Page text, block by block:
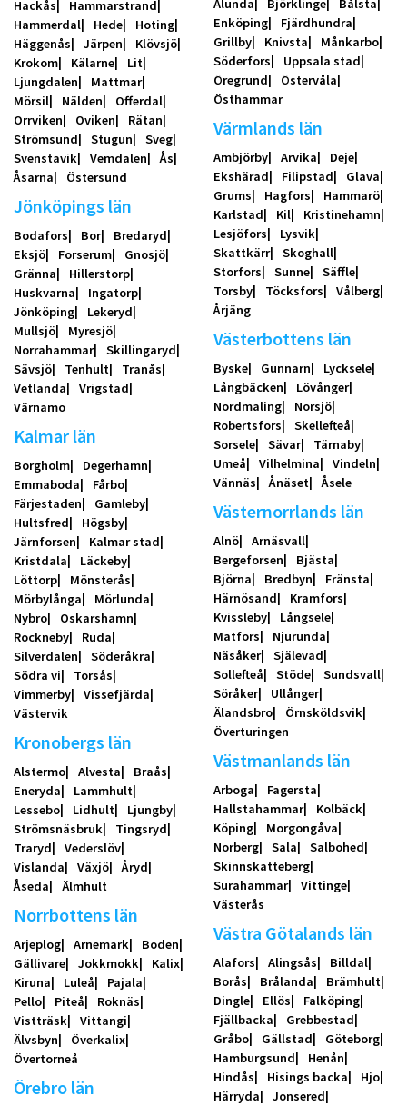
Hackås
Hammarstrand
Hammerdal
Hede
Hoting
Häggenås
Järpen
Klövsjö
Krokom
Kälarne
Lit
Ljungdalen
Mattmar
Mörsil
Nälden
Offerdal
Orrviken
Oviken
Rätan
Strömsund
Stugun
Sveg
Svenstavik
Vemdalen
Ås
Åsarna
Östersund
Jönköpings län
Bodafors Bor
Bredaryd
Eksjö
Forserum
Gnosjö
Gränna
Hillerstorp
Huskvarna
Ingatorp
Jönköping
Lekeryd
Mullsjö
Myresjö
Norrahammar
Skillingaryd
Sävsjö
Tenhult
Tranås
Vetlanda
Vrigstad
Värnamo
Kalmar län
Borgholm
Degerhamn
Emmaboda
Fårbo
Färjestaden
Gamleby
Hultsfred
Högsby
Järnforsen
Kalmar stad
Kristdala
Läckeby
Löttorp
Mönsterås
Mörbylånga
Mörlunda
Nybro
Oskarshamn
Rockneby
Ruda
Silverdalen
Söderåkra
Södra vi
Torsås
Vimmerby
Vissefjärda
Västervik
Kronobergs län
Alstermo Alvesta
Braås
Eneryda
Lammhult
Lessebo
Lidhult
Ljungby
Strömsnäsbruk
Tingsryd
Traryd
Vederslöv
Vislanda
Växjö
Åryd
Åseda
Älmhult
Norrbottens län
Arjeplog Arnemark
Boden
Gällivare
Jokkmokk
Kalix
Kiruna
Luleå
Pajala
Pello
Piteå
Roknäs
Vistträsk
Vittangi
Älvsbyn
Överkalix
Övertorneå
Örebro län
Alunda Björklinge
Bålsta
Enköping
Fjärdhundra
Grillby
Knivsta
Månkarbo
Söderfors
Uppsala stad
Öregrund
Östervåla
Östhammar
Värmlands län
Ambjörby Arvika
Deje
Ekshärad
Filipstad
Glava
Grums
Hagfors
Hammarö
Karlstad
Kil
Kristinehamn
Lesjöfors
Lysvik
Skattkärr
Skoghall
Storfors
Sunne
Säffle
Torsby
Töcksfors
Vålberg
Årjäng
Västerbottens län
Byske Gunnarn
Lycksele
Långbäcken
Lövånger
Nordmaling
Norsjö
Robertsfors
Skellefteå
Sorsele
Sävar
Tärnaby
Umeå
Vilhelmina
Vindeln
Vännäs
Ånäset Åsele
Västernorrlands län
Alnö
Arnäsvall
Bergeforsen
Bjästa
Björna
Bredbyn
Fränsta
Härnösand
Kramfors
Kvissleby
Långsele
Matfors
Njurunda
Näsåker
Själevad
Sollefteå
Stöde
Sundsvall
Söråker
Ullånger
Älandsbro
Örnsköldsvik
Överturingen
Västmanlands län
Arboga
Fagersta
Hallstahammar
Kolbäck
Köping
Morgongåva
Norberg
Sala
Salbohed
Skinnskatteberg
Surahammar
Vittinge
Västerås
Västra Götalands län
Alafors Alingsås
Billdal
Borås
Brålanda
Brämhult
Dingle
Ellös
Falköping
Fjällbacka
Grebbestad
Gråbo
Gällstad
Göteborg
Hamburgsund
Henån
Hindås
Hisings backa
Hjo
Härryda
Jonsered